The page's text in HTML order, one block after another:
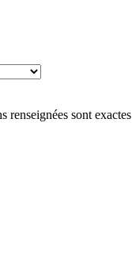
renseignées sont exactes